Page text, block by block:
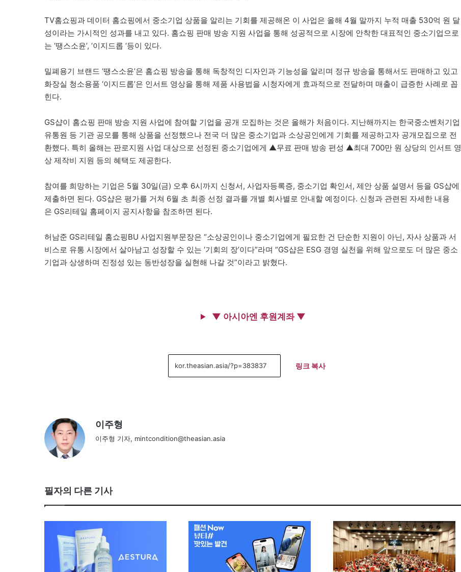
TV홈쇼핑과 데이터 홈쇼핑에서 중소기업 상품을 알리는 기회를 제공해온 이 사업은 올해 4월 말까지 누적 매출 530억 원 달
성이라는 가시적인 성과를 내고 있다. 홈쇼핑 판매 방송 지원 사업을 통해 성공적으로 시장에 안착한 대표적인 중소기업으로
는 ‘땡스소윤’, ‘이지드롭 ‘등이 있다.
밀폐용기 브랜드 ‘땡스소윤’은 홈쇼핑 방송을 통해 독창적인 디자인과 기능성을 알리며 정규 방송을 통해서도 판매하고 있고
화장실 청소용품 ‘이지드롭’은 인서트 영상을 통해 제품 사용법을 시청자에게 효과적으로 전달하며 매출이 급증한 사례로 꼽
힌다.
GS샵이 홈쇼핑 판매 방송 지원 사업에 참여할 기업을 공개 모집하는 것은 올해가 처음이다. 지난해까지는 한국중소벤처기업
유통원 등 기관 공모를 통해 상품을 선정했으나 전국 더 많은 중소기업과 소상공인에게 기회를 제공하고자 공개모집으로 전
환했다. 특히 올해는 판로지원 사업 대상으로 선정된 중소기업에게 ▲무료 판매 방송 편성 ▲최대 700만 원 상당의 인서트 영
상 제작비 지원 등의 혜택도 제공한다.
참여를 희망하는 기업은 5월 30일(금) 오후 6시까지 신청서, 사업자등록증, 중소기업 확인서, 제안 상품 설명서 등을 GS샵에
제출하면 된다. GS샵은 평가를 거쳐 6월 초 최종 선정 결과를 개별 회사별로 안내할 예정이다. 신청과 관련된 자세한 내용
은 GS리테일 홈페이지 공지사항을 참조하면 된다.
허남준 GS리테일 홈쇼핑BU 사업지원부문장은 “소상공인이나 중소기업에게 필요한 건 단순한 지원이 아닌, 자사 상품과 서
비스로 유통 시장에서 살아남고 성장할 수 있는 ‘기회의 장’이다”라며 “GS샵은 ESG 경영 실천을 위해 앞으로도 더 많은 중소
기업과 상생하며 진정성 있는 동반성장을 실현해 나갈 것”이라고 밝혔다.
▼ 아시아엔 후원계좌 ▼
링크 복사
이주형
이주형 기자, mintcondition@theasian.asia
필자의 다른 기사